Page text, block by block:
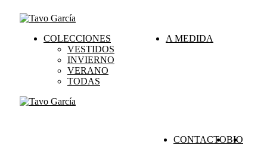
COLECCIONES
VESTIDOS
INVIERNO
VERANO
TODAS
A MEDIDA
CONTACTOBIO